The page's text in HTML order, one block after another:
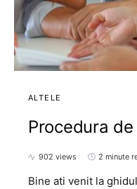
ALTELE
Procedura
902 views 2 minute
Bine ati venit la